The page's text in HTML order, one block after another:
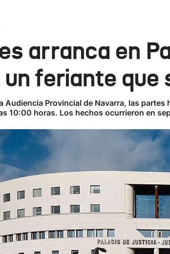
arranca en
feriante
Audiencia Provincial de Navarra, las
10:00 horas. Los hechos ocurrieron en